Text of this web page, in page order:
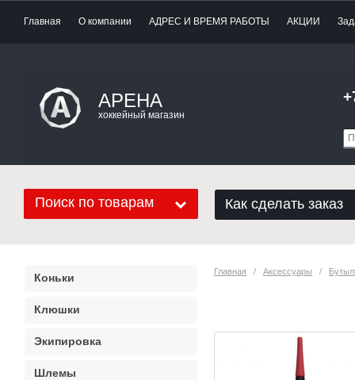
Главная О компании АДРЕС И ВРЕМЯ РАБОТЫ АКЦИИ
АРЕНА
хоккейный магазин
Поиск по товарам Как сделать заказ
Главная
   /
Аксессуары
   /
Коньки
Клюшки
Экипировка
Шлемы